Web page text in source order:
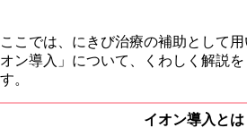
ここでは、にきび治療の補助として
オン導入」について、くわしく解説
す。
イオン導入とは